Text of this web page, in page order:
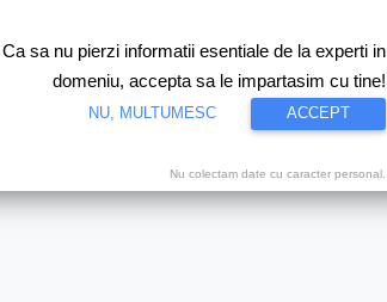
Motorsport Proiecte speciale Video
Ca sa nu pierzi informatii esentiale de la experti in
domeniu, accepta sa le impartasim cu tine!
NU, MULTUMESC ACCEPT
Nu colectam date cu caracter personal.